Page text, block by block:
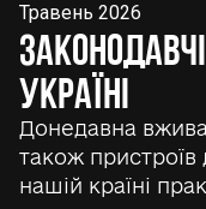
Травень 2026
Україні
Донедавна
також пристроїв
нашій країні